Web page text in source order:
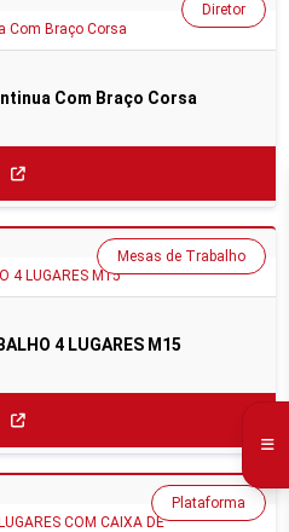
Com Braço Corsa
Diretor
4 LUGARES M15
Mesas de Trabalho
Plataforma